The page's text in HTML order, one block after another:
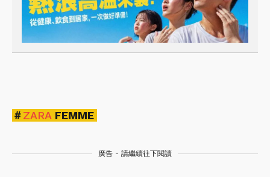
＃ZARA FEMME
廣告 - 請繼續往下閱讀